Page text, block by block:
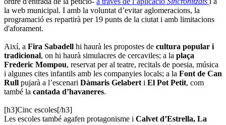
la web municipal. I amb la voluntat d’evitar aglomeracions, la
programació es repartirà per 19 punts de la ciutat i amb limitacions
d'aforament.
Així, a Fira Sabadell hi haurà les propostes de cultura popular i
tradicional, on hi haurà simulacres de cercaviles; a la plaça
Frederic Mompou, reservat per al teatre, recitals de poesia, música
i algunes cites infantils amb les companyies locals; a la Font de Can
Rull pujarà a l’escenari Dàmaris Gelabert i El Pot Petit, com
també la cantada d’havaneres.
[h3]Cinc escoles[/h3]
Les escoles també agafen protagonisme i Calvet d’Estrella, La